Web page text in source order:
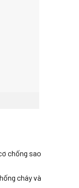
chống sao
cháy và